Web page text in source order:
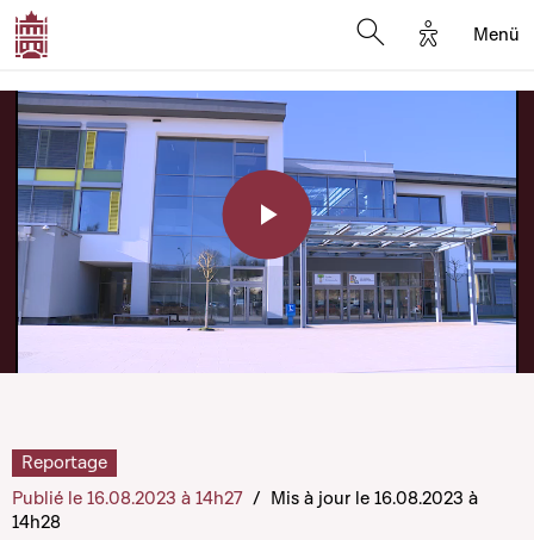
Options
Menü
Play
Video
Reportage
Publié le 16.08.2023 à 14h27 / Mis à jour le 16.08.2023 à
14h28